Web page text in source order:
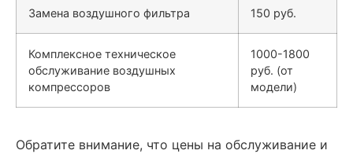
Замена воздушного фильтра 150 руб.
Комплексное техническое
обслуживание воздушных
компрессоров
1000-1800
руб. (от
модели)
Обратите внимание, что цены на обслуживание и